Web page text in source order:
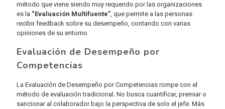
método que viene siendo muy requerido por las organizaciones
es la “Evaluación Multifuente”, que permite a las personas
recibir feedback sobre su desempeño, contando con varias
opiniones de su entorno.
Evaluación de Desempeño por
Competencias
La Evaluación de Desempeño por Competencias rompe con el
método de evaluación tradicional. No busca cuantificar, premiar o
sancionar al colaborador bajo la perspectiva de solo el jefe. Más